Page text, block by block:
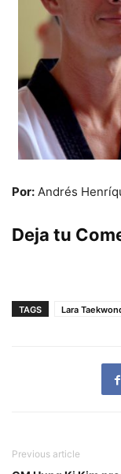
Por: Andrés
Deja tu
TAGS Lara
Previous article